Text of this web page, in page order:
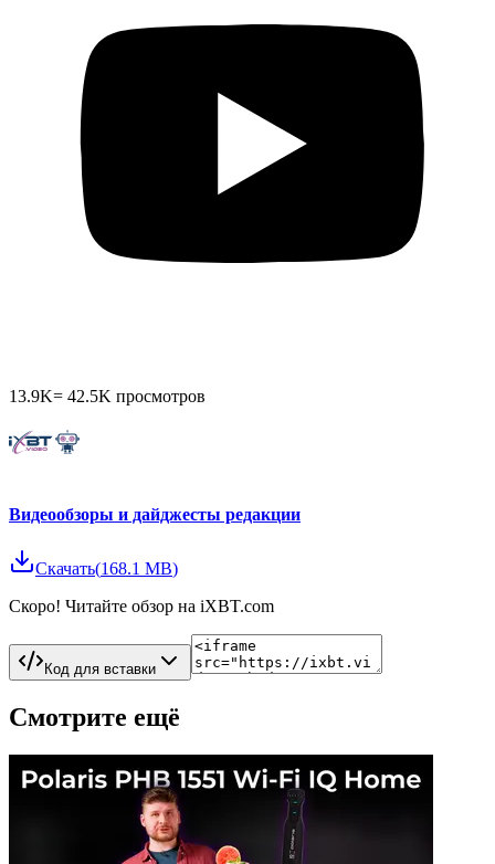
13.9K= 42.5K просмотров
Видеообзоры и дайджесты редакции
Скачать(168.1 MB)
Скоро! Читайте обзор на iXBT.com
Код для вставки
Смотрите ещё